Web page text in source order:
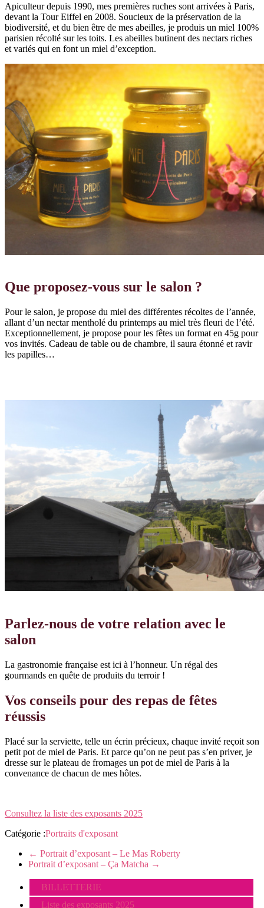
Apiculteur depuis 1990, mes premières ruches sont arrivées à Paris,
devant la Tour Eiffel en 2008. Soucieux de la préservation de la
biodiversité, et du bien être de mes abeilles, je produis un miel 100%
parisien récolté sur les toits. Les abeilles butinent des nectars riches
et variés qui en font un miel d’exception.
Que proposez-vous sur le salon ?
Pour le salon, je propose du miel des différentes récoltes de l’année,
allant d’un nectar mentholé du printemps au miel très fleuri de l’été.
Exceptionnellement, je propose pour les fêtes un format en 45g pour
vos invités. Cadeau de table ou de chambre, il saura étonné et ravir
les papilles…
Parlez-nous de votre relation avec le
salon
La gastronomie française est ici à l’honneur. Un régal des
gourmands en quête de produits du terroir !
Vos conseils pour des repas de fêtes
réussis
Placé sur la serviette, telle un écrin précieux, chaque invité reçoit son
petit pot de miel de Paris. Et parce qu’on ne peut pas s’en priver, je
dresse sur le plateau de fromages un pot de miel de Paris à la
convenance de chacun de mes hôtes.
Consultez la liste des exposants 2025
Catégorie :Portraits d'exposant
← Portrait d’exposant – Le Mas Roberty
Portrait d’exposant – Ça Matcha →
BILLETTERIE
Liste des exposants 2025